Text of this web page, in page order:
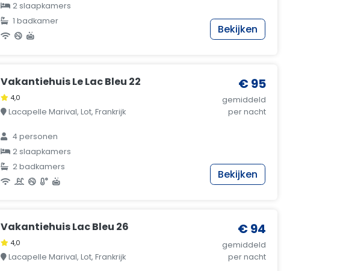
2 slaapkamers
1 badkamer
Bekijken
Vakantiehuis Le Lac Bleu 22
4,0
Lacapelle Marival, Lot, Frankrijk
4 personen
2 slaapkamers
2 badkamers
€ 95
gemiddeld
per nacht
Bekijken
Vakantiehuis Lac Bleu 26
4,0
Lacapelle Marival, Lot, Frankrijk
€ 94
gemiddeld
per nacht